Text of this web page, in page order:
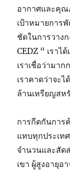
อากาศและคุณ
เป้าหมายการ
ชัดในการวาง
CEDZ “ เราไ
เราเชื่อว่ามา
เราคาดว่าจะ
ล้านเหรียญสห
การกีดกันการ
แทบทุกประเท
จำนวนและสัด
เขา ผู้สูงอายุอ